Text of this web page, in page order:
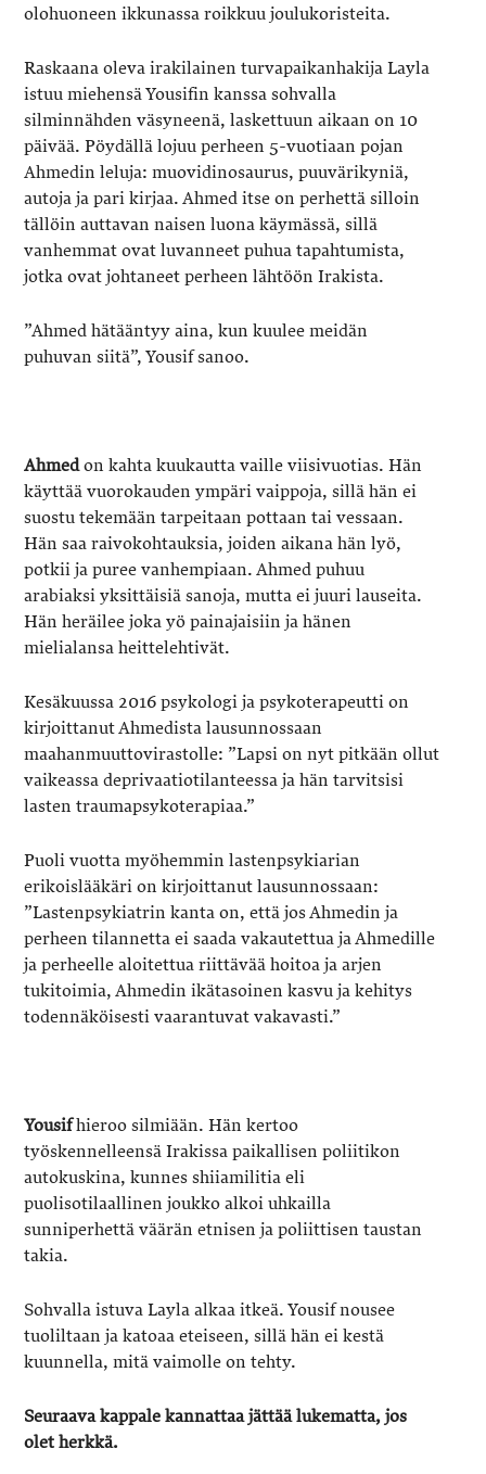
olohuoneen ikkunassa roikkuu joulukoristeita.
Raskaana oleva irakilainen turvapaikanhakija Layla
istuu miehensä Yousifin kanssa sohvalla
silminnähden väsyneenä, laskettuun aikaan on 10
päivää. Pöydällä lojuu perheen 5-vuotiaan pojan
Ahmedin leluja: muovidinosaurus, puuvärikyniä,
autoja ja pari kirjaa. Ahmed itse on perhettä silloin
tällöin auttavan naisen luona käymässä, sillä
vanhemmat ovat luvanneet puhua tapahtumista,
jotka ovat johtaneet perheen lähtöön Irakista.
”Ahmed hätääntyy aina, kun kuulee meidän
puhuvan siitä”, Yousif sanoo.
Ahmedon kahta kuukautta vaille viisivuotias. Hän
käyttää vuorokauden ympäri vaippoja, sillä hän ei
suostu tekemään tarpeitaan pottaan tai vessaan.
Hän saa raivokohtauksia, joiden aikana hän lyö,
potkii ja puree vanhempiaan. Ahmed puhuu
arabiaksi yksittäisiä sanoja, mutta ei juuri lauseita.
Hän heräilee joka yö painajaisiin ja hänen
mielialansa heittelehtivät.
Kesäkuussa 2016 psykologi ja psykoterapeutti on
kirjoittanut Ahmedista lausunnossaan
maahanmuuttovirastolle: ”Lapsi on nyt pitkään ollut
vaikeassa deprivaatiotilanteessa ja hän tarvitsisi
lasten traumapsykoterapiaa.”
Puoli vuotta myöhemmin lastenpsykiarian
erikoislääkäri on kirjoittanut lausunnossaan:
”Lastenpsykiatrin kanta on, että jos Ahmedin ja
perheen tilannetta ei saada vakautettua ja Ahmedille
ja perheelle aloitettua riittävää hoitoa ja arjen
tukitoimia, Ahmedin ikätasoinen kasvu ja kehitys
todennäköisesti vaarantuvat vakavasti.”
Yousifhieroo silmiään. Hän kertoo
työskennelleensä Irakissa paikallisen poliitikon
autokuskina, kunnes shiiamilitia eli
puolisotilaallinen joukko alkoi uhkailla
sunniperhettä väärän etnisen ja poliittisen taustan
takia.
Sohvalla istuva Layla alkaa itkeä. Yousif nousee
tuoliltaan ja katoaa eteiseen, sillä hän ei kestä
kuunnella, mitä vaimolle on tehty.
Seuraava kappale kannattaa jättää lukematta, jos
olet herkkä.